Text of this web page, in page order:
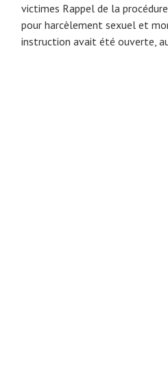
victimes Rappel de la
pour harcèlement sexuel et
instruction avait été ouverte,